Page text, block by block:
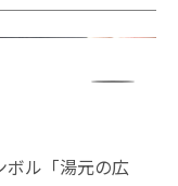
ボル「湯元の広